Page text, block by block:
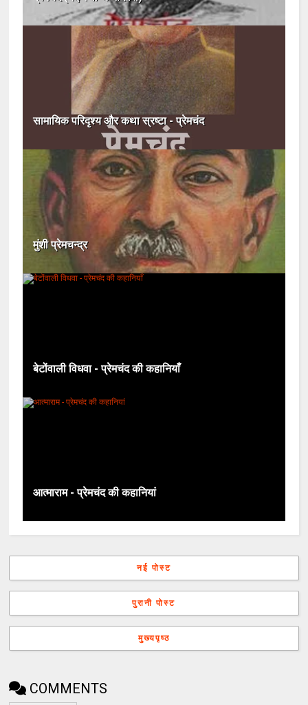
सामायिक परिदृश्य और कथा स्रष्टा - प्रेमचंद
मुंशी प्रेमचन्द्र
बेटोंवाली विधवा - प्रेमचंद की कहानियाँ
आत्माराम - प्रेमचंद की कहानियां
नई पोस्ट
पुरानी पोस्ट
मुख्यपृष्ठ
COMMENTS